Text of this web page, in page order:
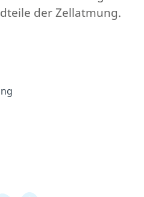
der Zellatmung.